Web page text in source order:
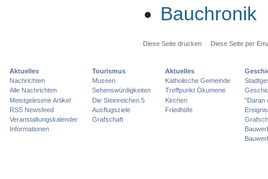
Bauchronik
Diese Seite drucken Diese Seite per
Aktuelles
Nachrichten
Alle Nachrichten
Meistgelesene Artikel
RSS Newsfeed
Veranstaltungskalender
Informationen
Tourismus
Museen
Sehenswürdigkeiten
Die Steinreichen 5
Ausflugsziele
Grafschaft
Aktuelles
Katholische Gemeinde
Treffpunkt Ökumene
Kirchen
Friedhöfe
"Daran